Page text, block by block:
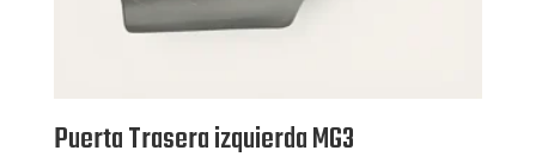
Puerta Trasera izquierda MG3